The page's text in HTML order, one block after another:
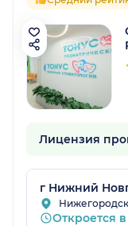
Лицензия
г Нижний
Откроется